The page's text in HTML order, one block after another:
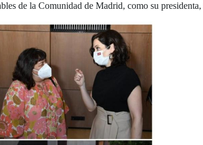
de la Comunidad de Madrid, como su presidenta,